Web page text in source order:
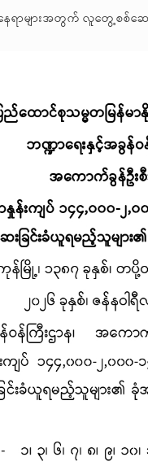
ရာများအတွက် လူတွေ့စစ်ဆ